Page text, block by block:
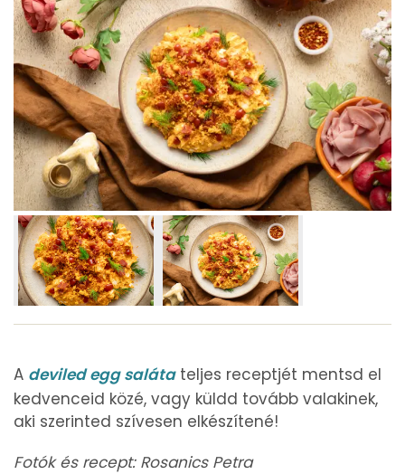
A deviled egg salátateljes receptjét mentsd el
kedvenceid közé, vagy küldd tovább valakinek,
aki szerinted szívesen elkészítené!
Fotók és recept: Rosanics Petra